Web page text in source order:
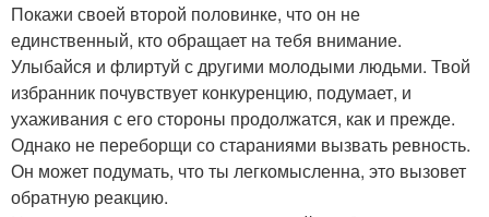
Покажи своей второй половинке, что он не
единственный, кто обращает на тебя внимание.
Улыбайся и флиртуй с другими молодыми людьми. Твой
избранник почувствует конкуренцию, подумает, и
ухаживания с его стороны продолжатся, как и прежде.
Однако не переборщи со стараниями вызвать ревность.
Он может подумать, что ты легкомысленна, это вызовет
обратную реакцию.